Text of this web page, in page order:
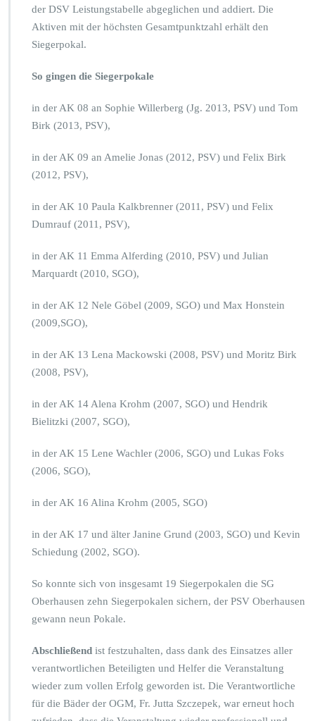
der DSV Leistungstabelle abgeglichen und addiert. Die
Aktiven mit der höchsten Gesamtpunktzahl erhält den
Siegerpokal.
So gingen die Siegerpokale
in der AK 08 an Sophie Willerberg (Jg. 2013, PSV) und Tom
Birk (2013, PSV),
in der AK 09 an Amelie Jonas (2012, PSV) und Felix Birk
(2012, PSV),
in der AK 10 Paula Kalkbrenner (2011, PSV) und Felix
Dumrauf (2011, PSV),
in der AK 11 Emma Alferding (2010, PSV) und Julian
Marquardt (2010, SGO),
in der AK 12 Nele Göbel (2009, SGO) und Max Honstein
(2009,SGO),
in der AK 13 Lena Mackowski (2008, PSV) und Moritz Birk
(2008, PSV),
in der AK 14 Alena Krohm (2007, SGO) und Hendrik
Bielitzki (2007, SGO),
in der AK 15 Lene Wachler (2006, SGO) und Lukas Foks
(2006, SGO),
in der AK 16 Alina Krohm (2005, SGO)
in der AK 17 und älter Janine Grund (2003, SGO) und Kevin
Schiedung (2002, SGO).
So konnte sich von insgesamt 19 Siegerpokalen die SG
Oberhausen zehn Siegerpokalen sichern, der PSV Oberhausen
gewann neun Pokale.
Abschließend ist festzuhalten, dass dank des Einsatzes aller
verantwortlichen Beteiligten und Helfer die Veranstaltung
wieder zum vollen Erfolg geworden ist. Die Verantwortliche
für die Bäder der OGM, Fr. Jutta Szczepek, war erneut hoch